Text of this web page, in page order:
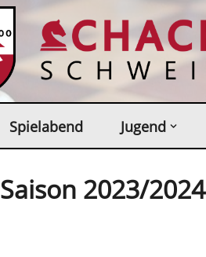
Spielabend Jugend
2023/2024